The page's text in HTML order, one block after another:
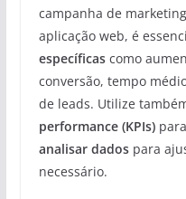
campanha de
aplicação web, é
específicascomo
conversão, tempo
de leads. Utilize
performance (KPIs)
analisar dadospara
necessário.